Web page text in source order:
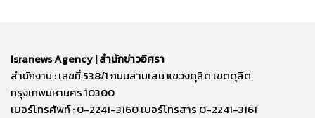
Isranews Agency | สำนักข่าวอิศรา
สำนักงาน : เลขที่ 538/1 ถนนสามเสน แขวงดุสิต เขตดุสิต
กรุงเทพมหานคร 10300
เบอร์โทรศัพท์ : 0-2241-3160 เบอร์โทรสาร 0-2241-3161